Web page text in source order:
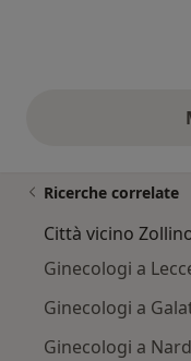
Ricerche correlate
Città vicino
Ginecologi a
Ginecologi a
Ginecologi a